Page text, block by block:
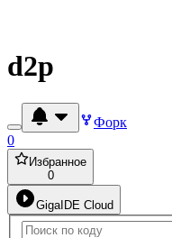
d2p
Форк
0
Избранное
0
GigaIDE Cloud